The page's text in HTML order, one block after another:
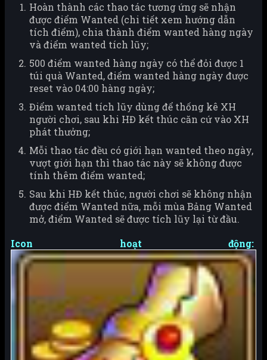
Hoàn thành các thao tác tương ứng sẽ nhận
được điểm Wanted (chi tiết xem hướng dẫn
tích điểm), chia thành điểm wanted hàng ngày
và điểm wanted tích lũy;
500 điểm wanted hàng ngày có thể đỏi được 1
túi quà Wanted, điểm wanted hàng ngày được
reset vào 04:00 hàng ngày;
Điểm wanted tích lũy dùng để thống kê XH
người chơi, sau khi HĐ kết thúc căn cứ vào XH
phát thưởng;
Mỗi thao tác đều có giới hạn wanted theo ngày,
vượt giới hạn thì thao tác này sẽ không được
tính thêm điểm wanted;
Sau khi HĐ kết thúc, người chơi sẽ không nhận
được điểm Wanted nữa, mỗi mùa Bảng Wanted
mở, điểm Wanted sẽ được tích lũy lại từ đầu.
Icon hoạt động: